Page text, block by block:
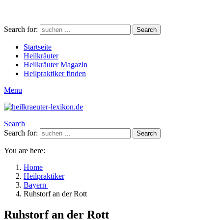
Search for: Search
Startseite
Heilkräuter
Heilkräuter Magazin
Heilpraktiker finden
Menu
Search
Search for:
Search
You are here:
Home
Heilpraktiker
Bayern
Ruhstorf an der Rott
Ruhstorf an der Rott